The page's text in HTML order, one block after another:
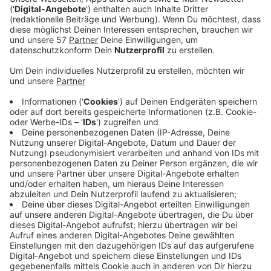
Anzeige
Wer an Ralf Möller denkt, denkt an Mr. Universum oder
mitgewirkt hat und zu internationaler Berühmtheit
gekommen ist. Der 1,96-Meter-Hüne ist mittlerweile
64 Jahre alt und hat noch lange nicht fertig. Vor allem
will er seinen Körper auch weiterhin fithalten. Wie das
geht? Mit - klar - viel Sport, aber auch einer
ausgewogenen Ernährung. Darüber spricht er mit Kai
Klüting im Interview, als sie sich in seiner Heimat
Recklinghausen getroffen habe. Er erzählt auch, wie es
dazu gekommen ist, dass er nun ein veganes Kochbuch
mit Koch Timo Franke auf den Markt gebracht hat. "Es
gibt über 700 Gerichte, davon haben wir einen kleinen
Teil in das Buch gebracht", verrät er. Er richtet einen